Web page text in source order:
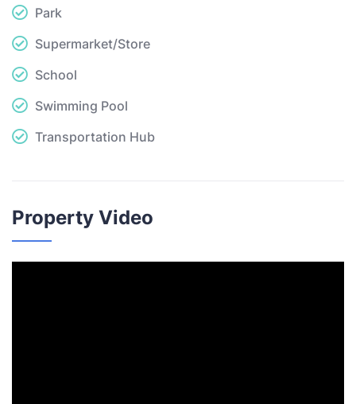
Park
Supermarket/Store
School
Swimming Pool
Transportation Hub
Property Video